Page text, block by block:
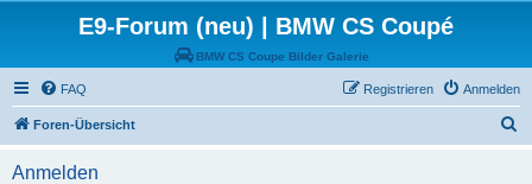
E9-Forum (neu) | BMW CS Coupé
BMW CS Coupe Bilder Galerie
FAQ Anmelden
Registrieren
Foren-Übersicht
Anmelden